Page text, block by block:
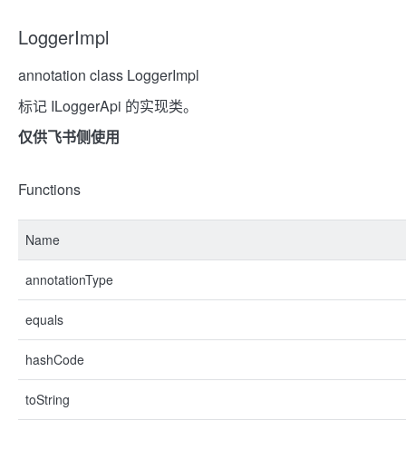
LoggerImpl
annotation class LoggerImpl
标记 ILoggerApi 的实现类。
仅供飞书侧使用
Functions
Name
annotationType
equals
hashCode
toString